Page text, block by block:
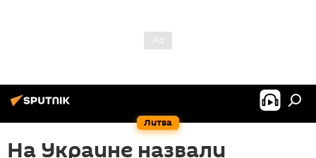
Литва
На Украине назвали